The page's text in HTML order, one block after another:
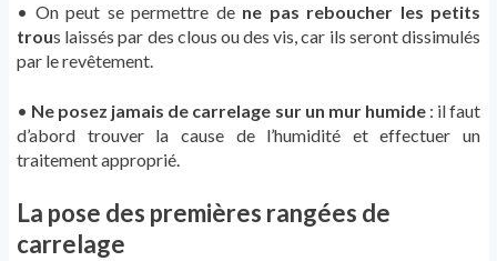
• On peut se permettre de ne pas reboucher les petits
trous laissés par des clous ou des vis, car ils seront dissimulés
par le revêtement.
• Ne posez jamais de carrelage sur un mur humide: il faut
d’abord trouver la cause de l’humidité et effectuer un
traitement approprié.
La pose des premières rangées de
carrelage